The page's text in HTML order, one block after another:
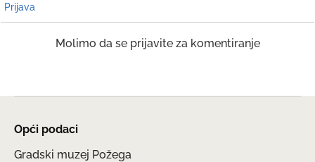
Prijava
Molimo da se prijavite za komentiranje
Opći podaci
Gradski muzej Požega